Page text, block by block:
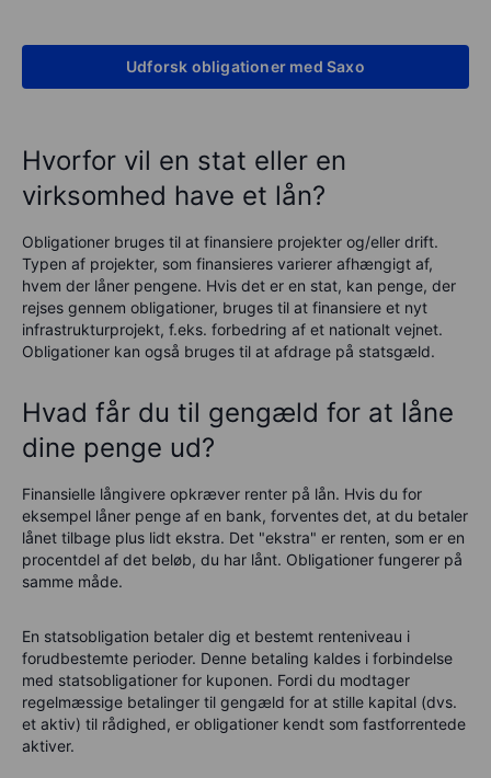
Udforsk obligationer med Saxo
Hvorfor vil en stat eller en
virksomhed have et lån?
Obligationer bruges til at finansiere projekter og/eller drift.
Typen af projekter, som finansieres varierer afhængigt af,
hvem der låner pengene. Hvis det er en stat, kan penge, der
rejses gennem obligationer, bruges til at finansiere et nyt
infrastrukturprojekt, f.eks. forbedring af et nationalt vejnet.
Obligationer kan også bruges til at afdrage på statsgæld.
Hvad får du til gengæld for at låne
dine penge ud?
Finansielle långivere opkræver renter på lån. Hvis du for
eksempel låner penge af en bank, forventes det, at du betaler
lånet tilbage plus lidt ekstra. Det "ekstra" er renten, som er en
procentdel af det beløb, du har lånt. Obligationer fungerer på
samme måde.
En statsobligation betaler dig et bestemt renteniveau i
forudbestemte perioder. Denne betaling kaldes i forbindelse
med statsobligationer for kuponen. Fordi du modtager
regelmæssige betalinger til gengæld for at stille kapital (dvs.
et aktiv) til rådighed, er obligationer kendt som fastforrentede
aktiver.